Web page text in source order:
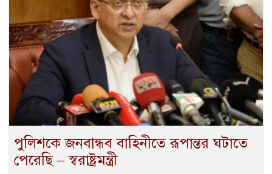
পুলিশকে জনবান্ধব বাহিনীতে রূপান্তর ঘটাতে
পেরেছি – স্বরাষ্ট্রমন্ত্রী